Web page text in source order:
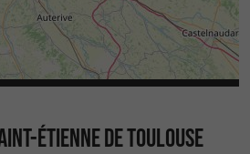
ÉTIENNE DE TOULOUSE